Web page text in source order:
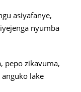
asiyafanye,
nyumba
pepo zikavuma,
lake